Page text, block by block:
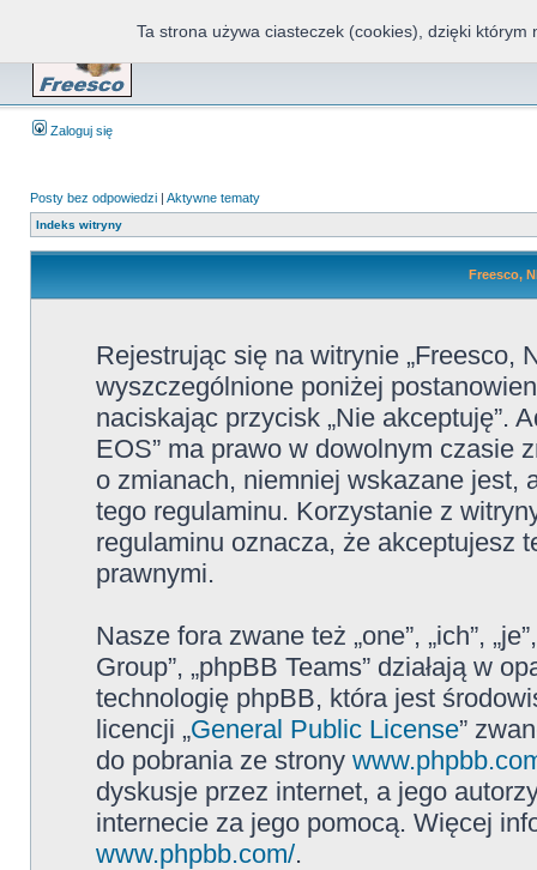
Zaloguj się
Posty bez odpowiedzi | Aktywne tematy
Indeks witryny
Freesco,
Rejestrując się na witrynie „Freesco,
wyszczególnione poniżej
naciskając przycisk „Nie akceptuję”.
EOS” ma prawo w dowolnym czasie
o zmianach, niemniej wskazane jest,
tego regulaminu. Korzystanie z
regulaminu oznacza, że akceptujesz
prawnymi.
Nasze fora zwane też „one”, „ich”,
Group”, „phpBB Teams” działają w
technologię phpBB, która jest
licencji „General Public License”
do pobrania ze strony
dyskusje przez internet, a jego
internecie za jego pomocą. Więcej
www.phpbb.com/.
Ta strona używa ciasteczek (cookies), dzięki którym